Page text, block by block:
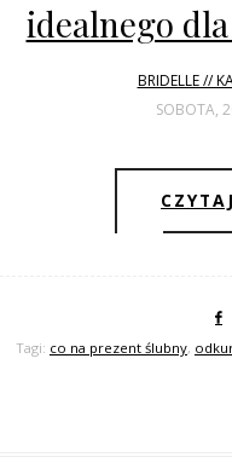
idealnego
BRIDELLE //
SOBOTA,
Tagi: co na prezent ślubny,